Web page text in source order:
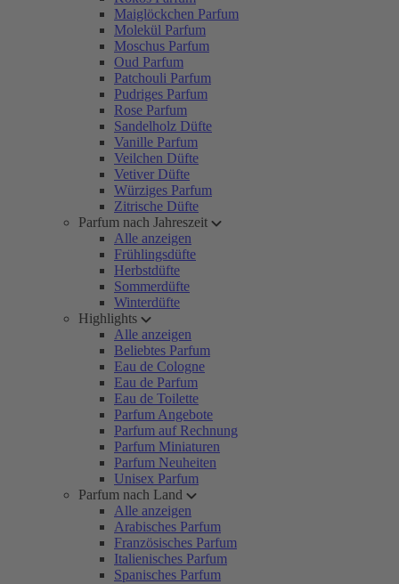
Maiglöckchen Parfum
Molekül Parfum
Moschus Parfum
Oud Parfum
Patchouli Parfum
Pudriges Parfum
Rose Parfum
Sandelholz Düfte
Vanille Parfum
Veilchen Düfte
Vetiver Düfte
Würziges Parfum
Zitrische Düfte
Parfum nach Jahreszeit
Alle anzeigen
Frühlingsdüfte
Herbstdüfte
Sommerdüfte
Winterdüfte
Highlights
Alle anzeigen
Beliebtes Parfum
Eau de Cologne
Eau de Parfum
Eau de Toilette
Parfum Angebote
Parfum auf Rechnung
Parfum Miniaturen
Parfum Neuheiten
Unisex Parfum
Parfum nach Land
Alle anzeigen
Arabisches Parfum
Französisches Parfum
Italienisches Parfum
Spanisches Parfum